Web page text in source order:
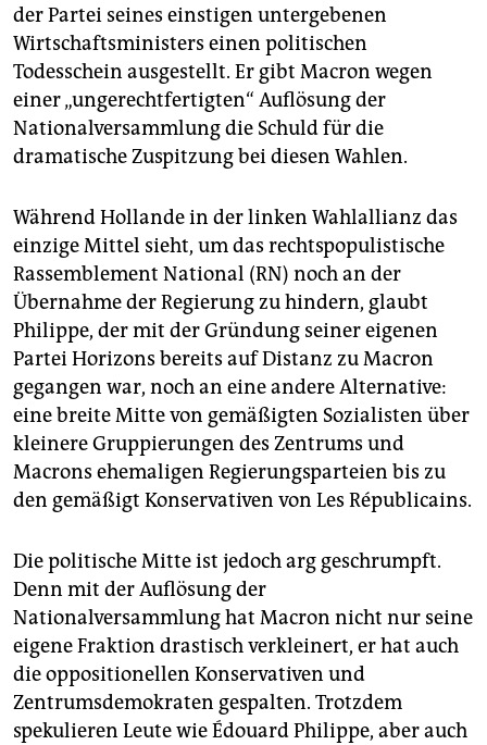
der Partei seines einstigen untergebenen
Wirtschaftsministers einen politischen
Todesschein ausgestellt. Er gibt Macron wegen
einer „ungerechtfertigten“ Auflösung der
Nationalversammlung die Schuld für die
dramatische Zuspitzung bei diesen Wahlen.
Während Hollande in der linken Wahlallianz das
einzige Mittel sieht, um das rechtspopulistische
Rassemblement National (RN) noch an der
Übernahme der Regierung zu hindern, glaubt
Philippe, der mit der Gründung seiner eigenen
Partei Horizons bereits auf Distanz zu Macron
gegangen war, noch an eine andere Alternative:
eine breite Mitte von gemäßigten Sozialisten über
kleinere Gruppierungen des Zentrums und
Macrons ehemaligen Regierungsparteien bis zu
den gemäßigt Konservativen von Les Républicains.
Die politische Mitte ist jedoch arg geschrumpft.
Denn mit der Auflösung der
Nationalversammlung hat Macron nicht nur seine
eigene Fraktion drastisch verkleinert, er hat auch
die oppositionellen Konservativen und
Zentrumsdemokraten gespalten. Trotzdem
spekulieren Leute wie Édouard Philippe, aber auch